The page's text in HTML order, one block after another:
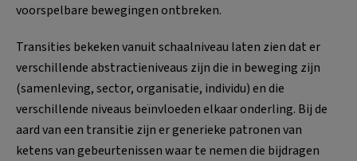
voorspelbare bewegingen ontbreken.
Transities bekeken vanuit schaalniveau laten zien dat er
verschillende abstractieniveaus zijn die in beweging zijn
(samenleving, sector, organisatie, individu) en die
verschillende niveaus beïnvloeden elkaar onderling. Bij de
aard van een transitie zijn er generieke patronen van
ketens van gebeurtenissen waar te nemen die bijdragen